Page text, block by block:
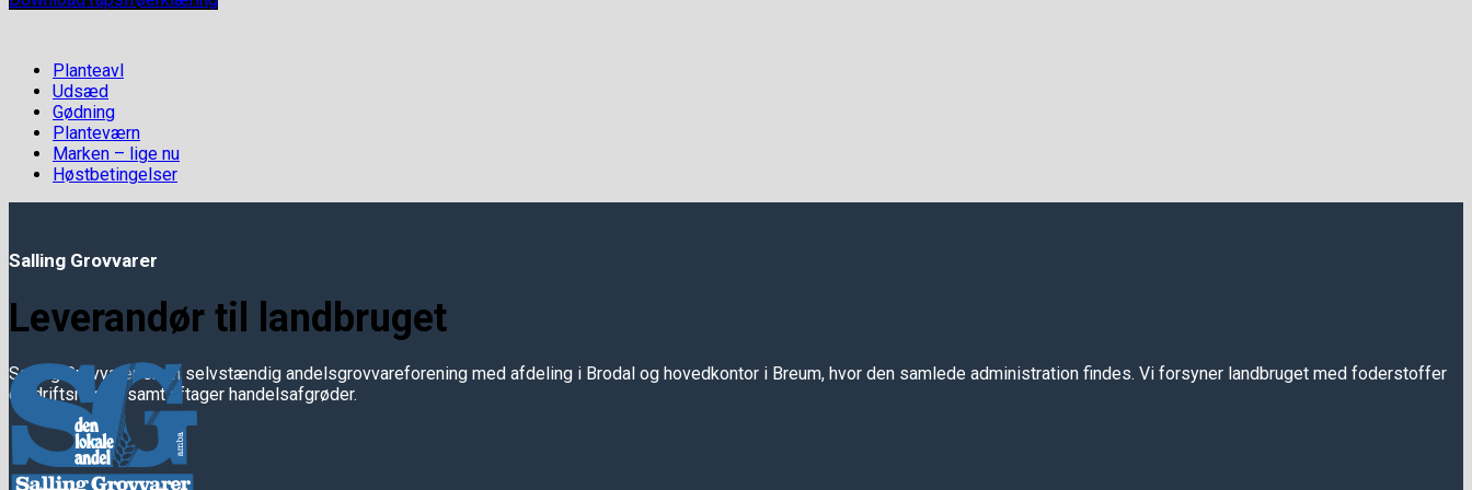
Planteavl
Udsæd
Gødning
Planteværn
Marken – lige nu
Høstbetingelser
Salling Grovvarer
Leverandør til landbruget
Salling Grovvarer er en selvstændig andelsgrovvareforening med afdeling i Brodal og hovedkontor i Breum, hvor den samlede administration findes. Vi forsyner landbruget med foderstoffer
og driftsmidler samt aftager handelsafgrøder.